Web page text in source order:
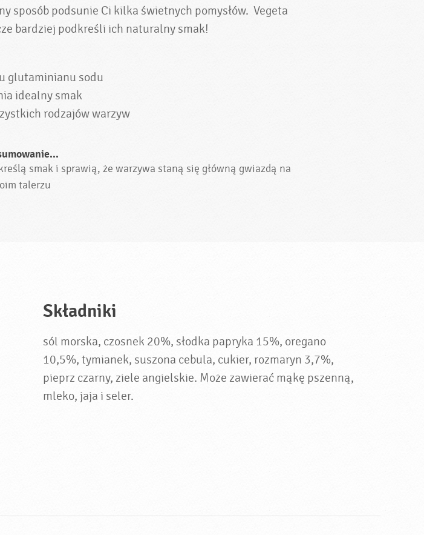
sposób podsunie Ci kilka świetnych pomysłów. Vegeta
bardziej podkreśli ich naturalny smak!
glutaminianu sodu
idealny smak
rodzajów warzyw
smak i sprawią, że warzywa staną się główną gwiazdą na
talerzu
Składniki
sól morska, czosnek 20%, słodka papryka 15%, oregano
10,5%, tymianek, suszona cebula, cukier, rozmaryn 3,7%,
pieprz czarny, ziele angielskie. Może zawierać mąkę pszenną,
mleko, jaja i seler.